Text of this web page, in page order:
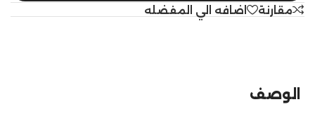
مقارنة اضافه الي المفضله
الوصف